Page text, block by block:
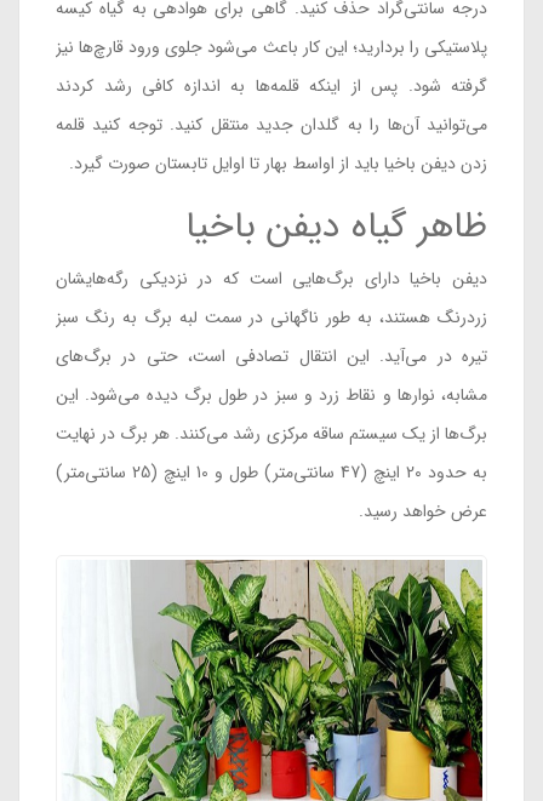
درجه سانتی‌گراد حذف کنید. گاهی برای هوادهی به گیاه کیسه
پلاستیکی را بردارید؛ این کار باعث می‌شود جلوی ورود قارچ‌ها نیز
گرفته شود. پس از اینکه قلمه‌ها به اندازه کافی رشد کردند
می‌توانید آن‌ها را به گلدان جدید منتقل کنید. توجه کنید قلمه
زدن دیفن باخیا باید از اواسط بهار تا اوایل تابستان صورت گیرد.
ظاهر گیاه دیفن باخیا
دیفن باخیا دارای برگ‌هایی است که در نزدیکی رگه‌هایشان
زردرنگ هستند، به طور ناگهانی در سمت لبه برگ به رنگ سبز
تیره در می‌آید. این انتقال تصادفی است، حتی در برگ‌های
مشابه، نوارها و نقاط زرد و سبز در طول برگ دیده می‌شود. این
برگ‌ها از یک سیستم ساقه مرکزی رشد می‌کنند. هر برگ در نهایت
به حدود 20 اینچ (47 سانتی‌متر) طول و 10 اینچ (25 سانتی‌متر)
عرض خواهد رسید.